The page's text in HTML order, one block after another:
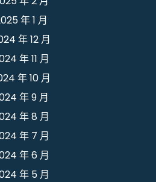
年 1 月
年 12 月
年 11 月
年 10 月
年 9 月
年 8 月
年 7 月
年 6 月
年 5 月